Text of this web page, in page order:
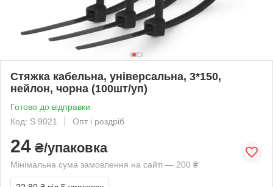
Стяжка кабельна, універсальна, 3*150,
нейлон, чорна (100шт/уп)
Готово до відправки
Код: S 9021
Опт і роздріб
24 ₴/упаковка
Мінімальна сума замовлення на сайті — 200 ₴